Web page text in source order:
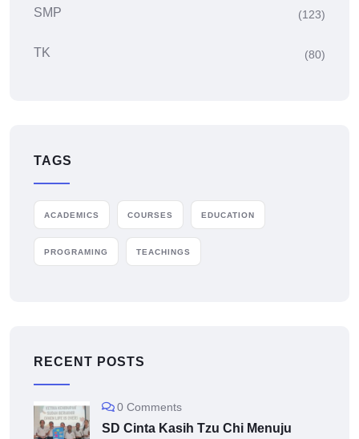
SMP (123)
TK (80)
TAGS
ACADEMICS COURSES EDUCATION
PROGRAMING TEACHINGS
RECENT POSTS
0 Comments
SD Cinta Kasih Tzu Chi Menuju